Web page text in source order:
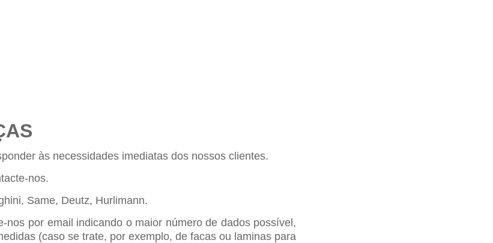
às necessidades imediatas dos nossos clientes.
nos.
Same, Deutz, Hurlimann.
por email indicando o maior número de dados possível,
(caso se trate, por exemplo, de facas ou laminas para